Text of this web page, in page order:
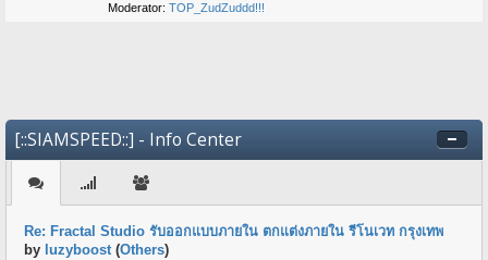
Moderator: TOP_ZudZuddd!!!
[::SIAMSPEED::] - Info Center
Re: Fractal Studio รับออกแบบภายใน ตกแต่งภายใน รีโนเวท กรุงเทพ
by luzyboost(Others)